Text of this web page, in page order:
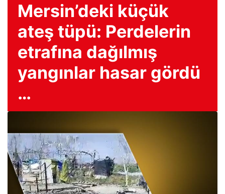
Mersin’deki küçük
ateş tüpü: Perdelerin
etrafına dağılmış
yangınlar hasar gördü
…